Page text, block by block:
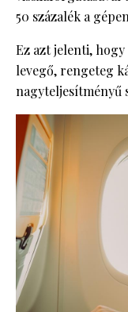
50 százalék a
Ez azt jelenti,
levegő, rengeteg
nagyteljesítményű